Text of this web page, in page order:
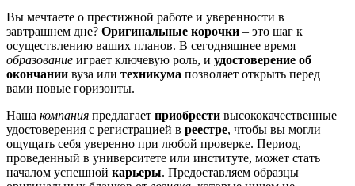
Вы мечтаете о престижной работе и уверенности в
завтрашнем дне? Оригинальные корочки – это шаг к
осуществлению ваших планов. В сегодняшнее время
образование играет ключевую роль, и удостоверение об
окончании вуза или техникума позволяет открыть перед
вами новые горизонты.
Наша компания предлагает приобрести высококачественные
удостоверения с регистрацией в реестре, чтобы вы могли
ощущать себя уверенно при любой проверке. Период,
проведенный в университете или институте, может стать
началом успешной карьеры. Предоставляем образцы